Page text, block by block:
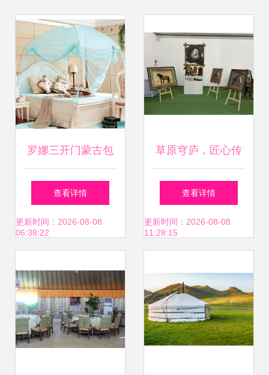
罗娜三开门蒙古包
蚊帐评测 夏日安睡
与风扇自由，1.8米
查看详情
更新时间：2026-08-08
06:38:22
草原穹庐，匠心传
承 锡林郭勒盟传统
蒙古包技艺在内蒙
查看详情
更新时间：2026-08-08
11:28:15